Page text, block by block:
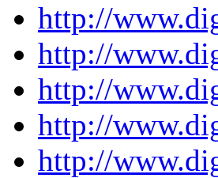
http://
http://
http://
http://
http://